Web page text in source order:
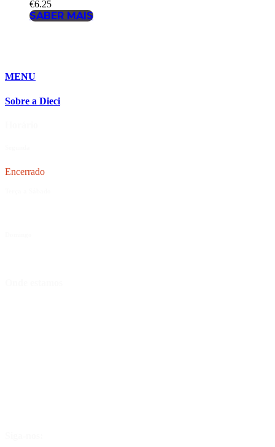
€6.25
SABER MAIS
MENU
Sobre a Dieci
Encerrado